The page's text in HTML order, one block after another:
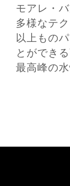
モアレ・
多様なテ
以上もの
とができ
最高峰の